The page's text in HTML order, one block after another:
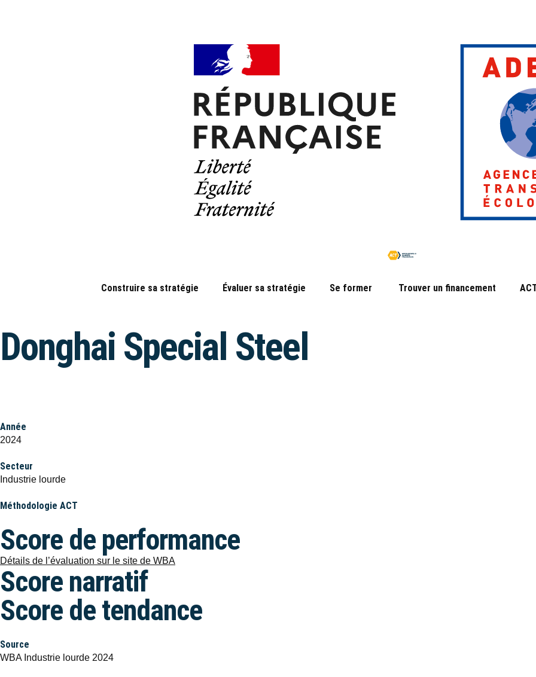
Construire sa stratégie Évaluer sa stratégie Se former Trouver un financement
Donghai Special Steel
Année
2024
Secteur
Industrie lourde
Méthodologie ACT
Score de performance
Détails de l’évaluation sur le site de WBA
Score narratif
Score de tendance
Source
WBA Industrie lourde 2024